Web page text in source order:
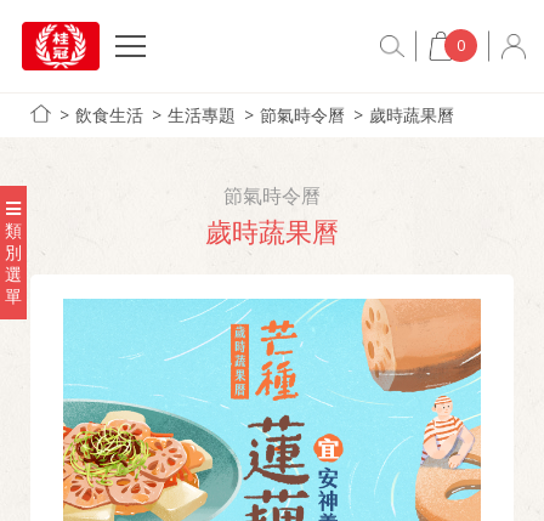
0
飲食生活 生活專題 節氣時令曆 歲時蔬果曆
類
別
選
單
節氣時令曆
歲時蔬果曆